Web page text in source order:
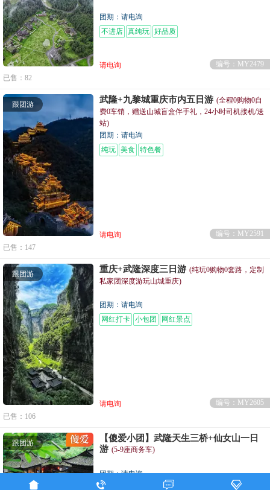
团期：请电询
不进店 真纯玩 好品质
请电询
编号：MY2479
已售：82
跟团游 武隆+九黎城重庆市内五日游 (全程0购物0自
费0车销，赠送山城盲盒伴手礼，24小时司机接机/送
站)
团期：请电询
纯玩 美食 特色餐
请电询
编号：MY2591
已售：147
跟团游 重庆+武隆深度三日游 (纯玩0购物0套路，定制
私家团深度游玩山城重庆)
团期：请电询
网红打卡 小包团 网红景点
请电询
编号：MY2605
已售：106
跟团游
【傻爱小团】武隆天生三桥+仙女山一日
游 (5-9座商务车)
团期：请电询
2-8人精致小团
无购物
   